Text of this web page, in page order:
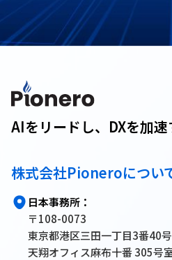
AIをリードし、DXを加速
株式会社Pioneroについ
日本事務所：
〒108-0073
東京都港区三田一丁目3番40号
天翔オフィス麻布十番 305号